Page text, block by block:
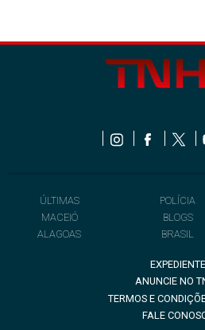
ÚLTIMAS
MACEIÓ
ALAGOAS
POLÍCIA
BLOGS
BRASIL
EXPEDIENTE
ANUNCIE NO
TERMOS E
FALE